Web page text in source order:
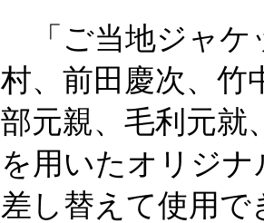
「ご当地ジャケ
村、前田慶次、竹
部元親、毛利元就
を用いたオリジ
差し替えて使用